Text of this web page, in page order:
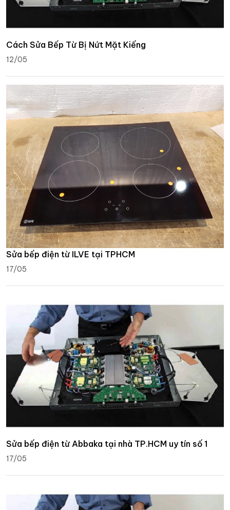
Cách Sửa Bếp Từ Bị Nứt Mặt Kiếng
12/05
Sửa bếp điện từ ILVE tại TPHCM
17/05
Sửa bếp điện từ Abbaka tại nhà TP.HCM uy tín số 1
17/05